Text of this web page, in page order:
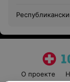
О проекте